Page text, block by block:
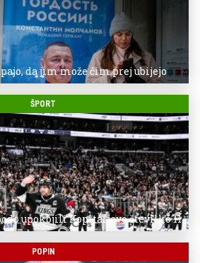
da jim može čim prej ubijejo
ŠPORT
upokojili Kopitarjevo številko 11
POPIN